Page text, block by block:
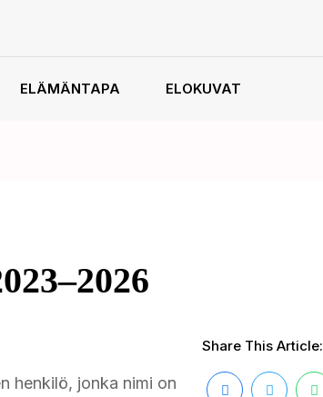
ELÄMÄNTAPA ELOKUVAT
henkilö, jonka nimi on
Share This Article: